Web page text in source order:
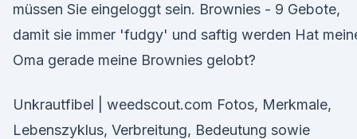
müssen Sie eingeloggt sein. Brownies - 9 Gebote,
damit sie immer 'fudgy' und saftig werden Hat
Oma gerade meine Brownies gelobt?
Unkrautfibel | weedscout.com Fotos, Merkmale,
Lebenszyklus, Verbreitung, Bedeutung sowie